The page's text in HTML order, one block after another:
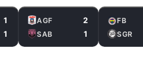
1
1
AGF 2
SAB 1
FB
SGR